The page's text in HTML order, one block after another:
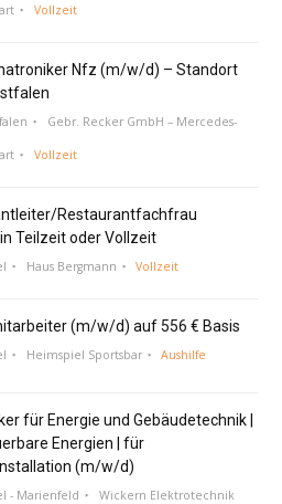
Vollzeit
Nfz (m/w/d) – Standort
Gebr. Recker GmbH – Mercedes-
Vollzeit
Restaurantfachfrau
Teilzeit oder Vollzeit
Haus Bergmann Vollzeit
(m/w/d) auf 556 € Basis
Heimspiel Sportsbar Aushilfe
für Energie und Gebäudetechnik |
Energien | für
(m/w/d)
- Marienfeld Wickern Elektrotechnik